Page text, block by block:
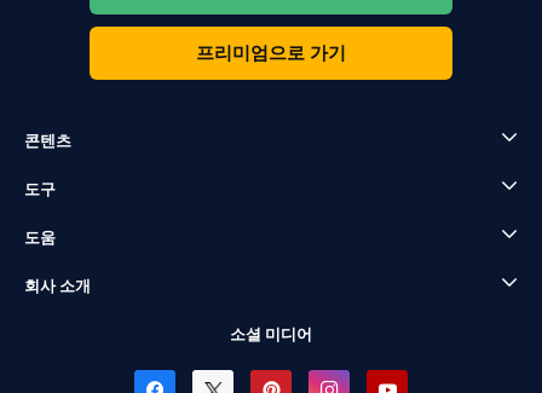
프리미엄으로 가기
콘텐츠
도구
도움
회사 소개
소셜 미디어